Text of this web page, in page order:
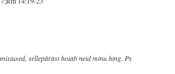
sellepärast hoiab neid minu hing. Ps